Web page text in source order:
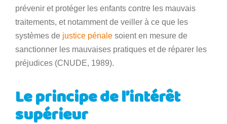
prévenir et protéger les enfants contre les mauvais
traitements, et notamment de veiller à ce que les
systèmes de justice pénale soient en mesure de
sanctionner les mauvaises pratiques et de réparer les
préjudices (CNUDE, 1989).
Le principe de l’intérêt
supérieur